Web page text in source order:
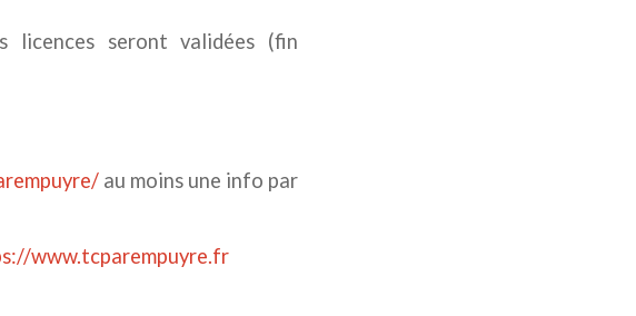
licences seront validées (fin
au moins une info par
www.tcparempuyre.fr